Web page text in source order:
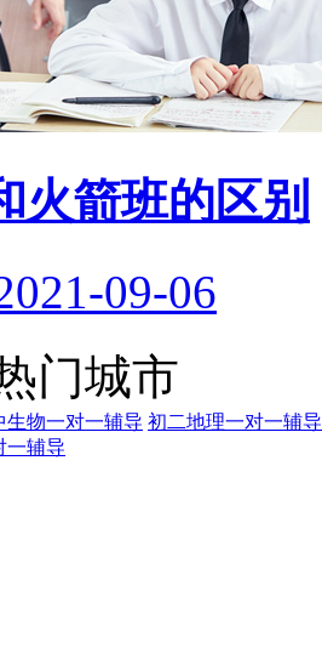
火箭班的区别
09-06
门城市
生物一对一辅导 初二地理一对一辅导
一辅导